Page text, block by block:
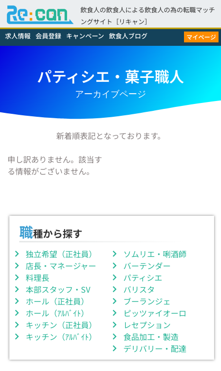
飲食人の飲食人による飲食人の為の転職マッチ
ングサイト［リキャン］
求人情報 会員登録 キャンペーン 飲食人ブログ マイページ
パティシエ・菓子職人
アーカイブページ
新着順表記となっております。
申し訳ありません。該当す
る情報がございません。
職種から探す
独立希望（正社員）
店長・マネージャー
料理長
本部スタッフ・SV
ホール（正社員）
ホール（ｱﾙﾊﾞｲﾄ）
キッチン（正社員）
キッチン（ｱﾙﾊﾞｲﾄ）
ソムリエ・唎酒師
バーテンダー
パティシエ
バリスタ
ブーランジェ
ピッツァイオーロ
レセプション
食品加工・製造
デリバリー・配達